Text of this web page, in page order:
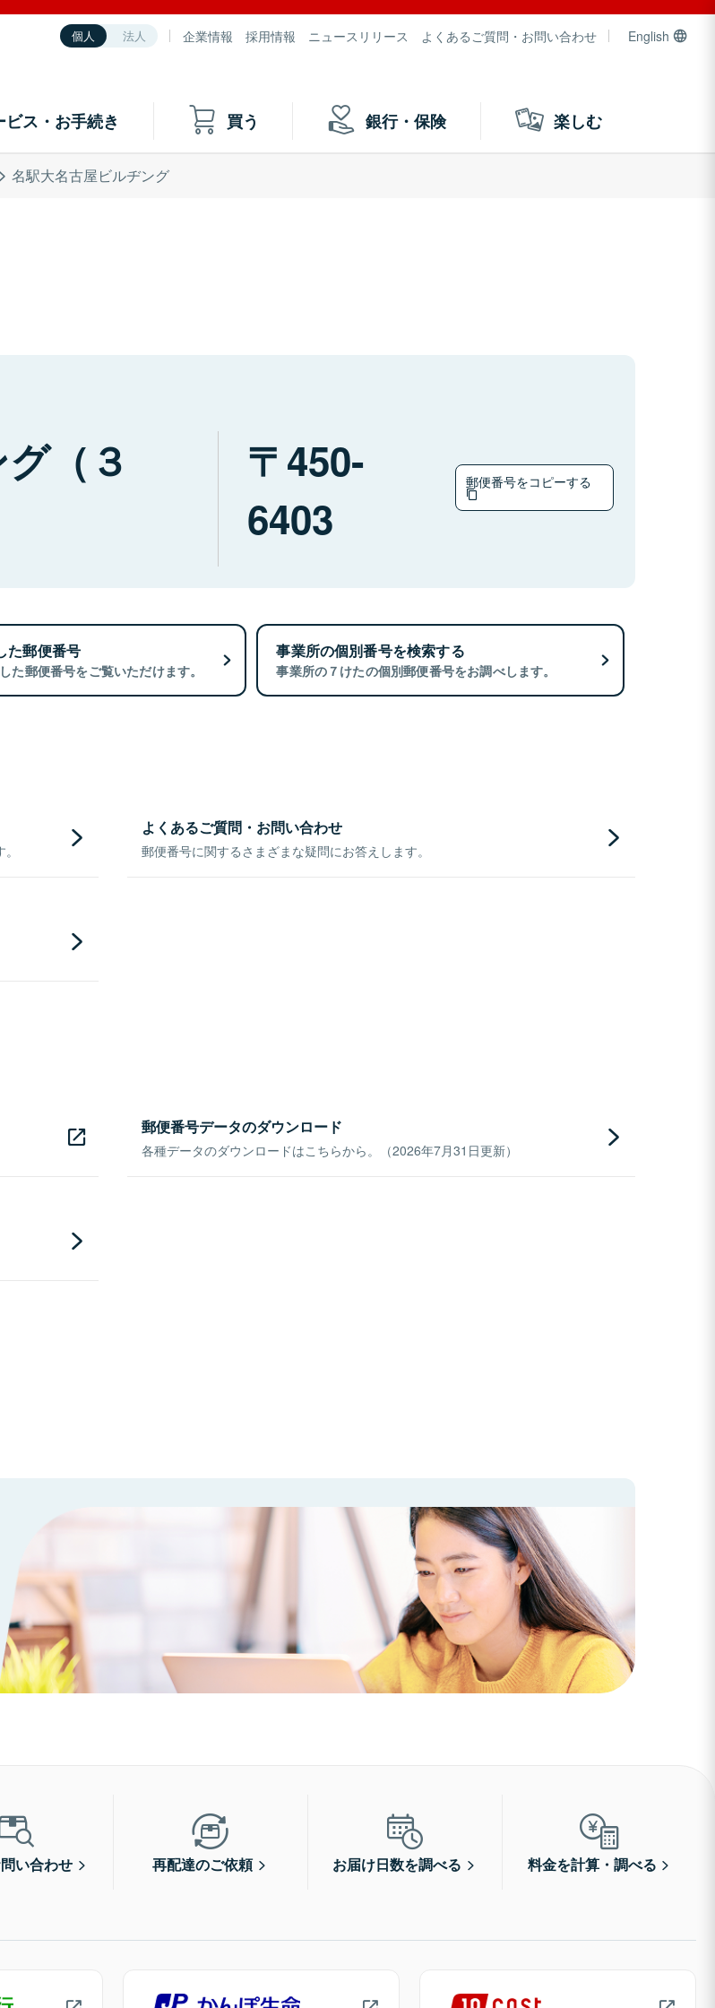
個人 法人 企業情報 採用情報 ニュースリリース よくあるご質問・お問い合わせ English
ビス・お手続き 買う 銀行・保険 楽しむ
名駅大名古屋ビルヂング
（３
450-
6403
郵便番号をコピーする
た郵便番号
た郵便番号をご覧いただけます。
事業所の個別番号を検索する
事業所の７けたの個別郵便番号をお調べします。
よくあるご質問・お問い合わせ
郵便番号に関するさまざまな疑問にお答えします。
郵便番号データのダウンロード
各種データのダウンロードはこちらから。（2026年7月31日更新）
い合わせ 再配達のご依頼 お届け日数を調べる 料金を計算・調べる